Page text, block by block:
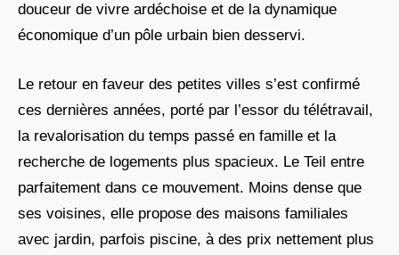
douceur de vivre ardéchoise et de la dynamique
économique d’un pôle urbain bien desservi.
Le retour en faveur des petites villes s’est confirmé
ces dernières années, porté par l’essor du télétravail,
la revalorisation du temps passé en famille et la
recherche de logements plus spacieux. Le Teil entre
parfaitement dans ce mouvement. Moins dense que
ses voisines, elle propose des maisons familiales
avec jardin, parfois piscine, à des prix nettement plus